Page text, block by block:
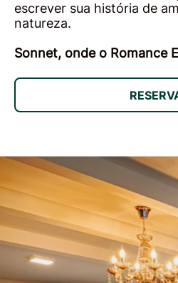
escrever sua história de
natureza.
Sonnet, onde o Romance